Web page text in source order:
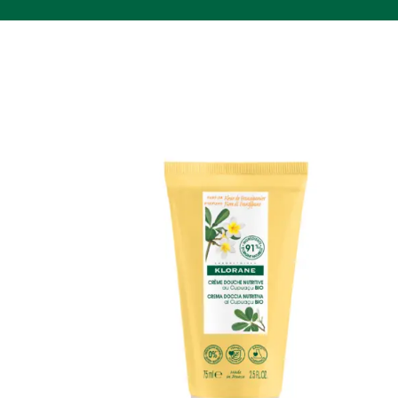
douche
Parfum
Fleur
de
Frangipanier